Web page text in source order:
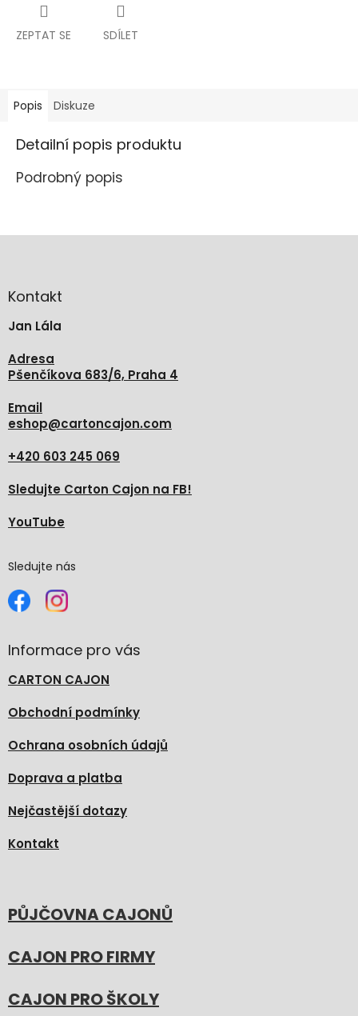
ZEPTAT SE SDÍLET
Popis Diskuze
Detailní popis produktu
Podrobný popis
aKontakt
Jan Lála
Adresa
Pšenčíkova 683/6, Praha 4
Email
eshop@cartoncajon.com
+420 603 245 069
Sledujte Carton Cajon na FB!
YouTube
Sledujte nás
Informace pro vás
CARTON CAJON
Obchodní podmínky
Ochrana osobních údajů
Doprava a platba
Nejčastější dotazy
Kontakt
PŮJČOVNA CAJONŮ
CAJON PRO FIRMY
CAJON PRO ŠKOLY